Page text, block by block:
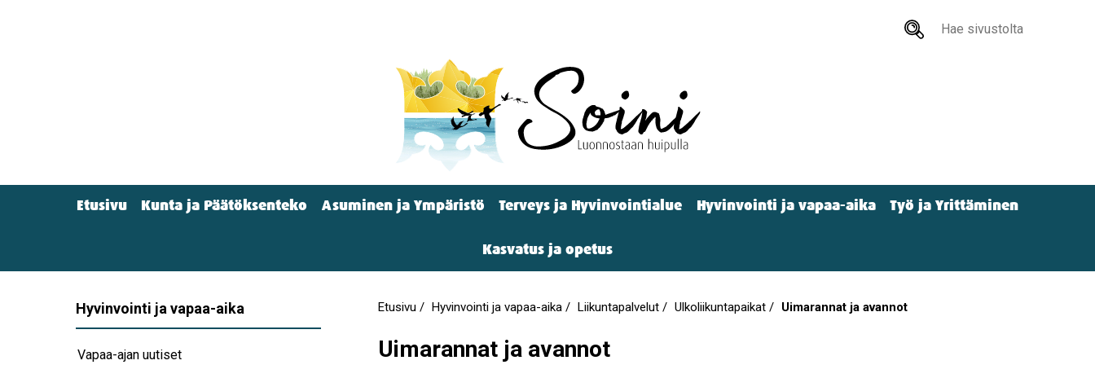
Hae
(Navigation)
Etusivu Kunta ja Päätöksenteko Asuminen ja Ympäristö Terveys ja Hyvinvointialue Hyvinvointi ja vapaa-aika Työ ja Yrittäminen
Kasvatus ja opetus
Hyvinvointi ja vapaa-aika
Vapaa-ajan uutiset
Etusivu Hyvinvointi ja vapaa-aika Liikuntapalvelut Ulkoliikuntapaikat Uimarannat ja avannot
Uimarannat ja avannot